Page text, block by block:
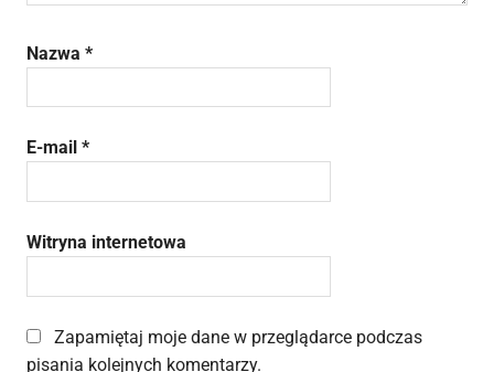
Nazwa *
E-mail *
Witryna internetowa
Zapamiętaj moje dane w przeglądarce podczas
pisania kolejnych komentarzy.